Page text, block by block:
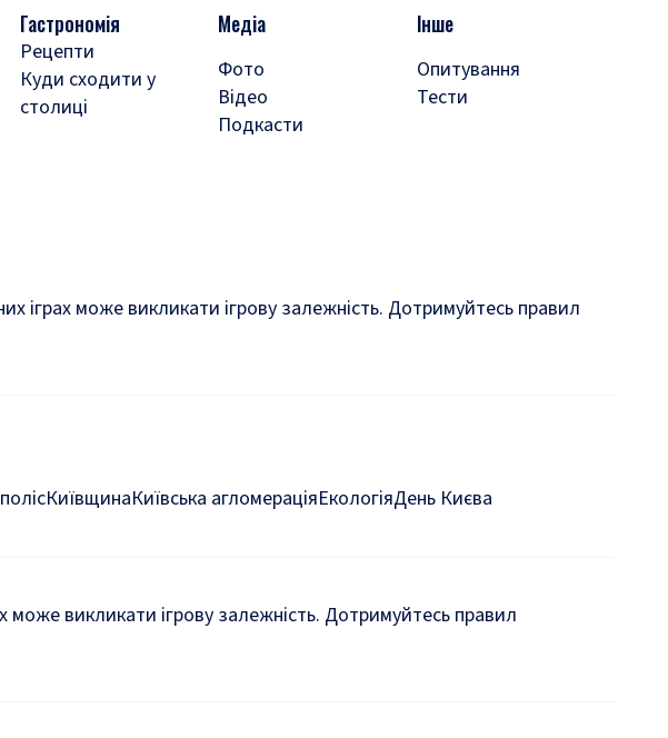
Гастрономія
Рецепти
Куди сходити у
столиці
Медіа
Фото
Відео
Подкасти
Інше
Опитування
Тести
іграх може викликати ігрову залежність. Дотримуйтесь правил
КиївщинаКиївська агломераціяЕкологіяДень Києва
може викликати ігрову залежність. Дотримуйтесь правил